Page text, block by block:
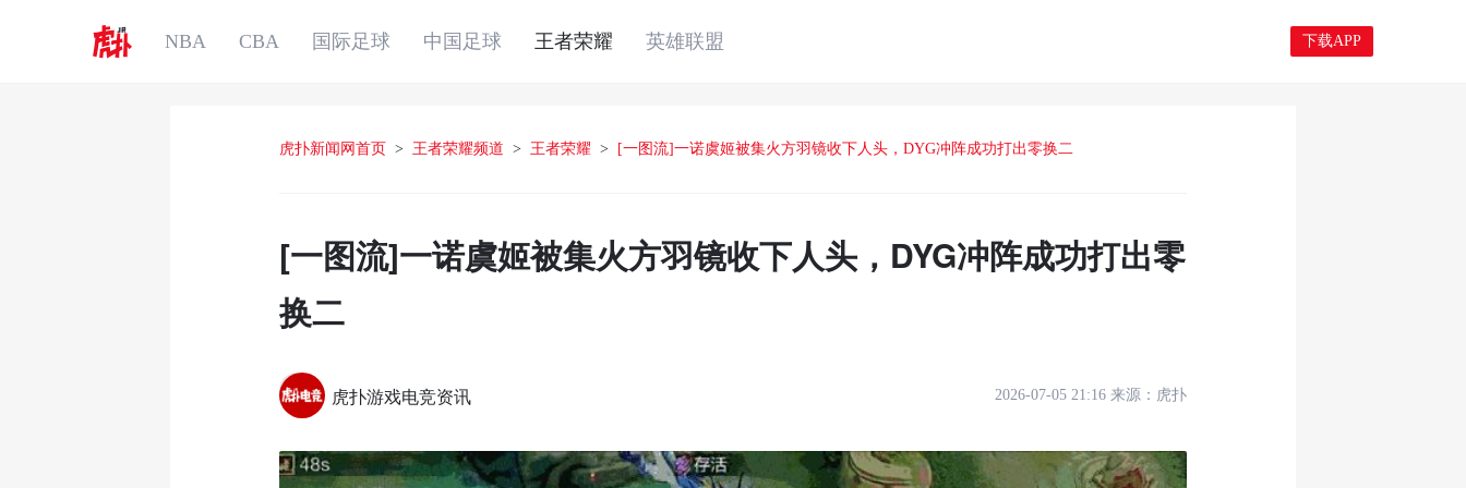
NBA CBA 国际足球 中国足球 王者荣耀 英雄联盟 下载APP
虎扑新闻网首页 > 王者荣耀频道 > 王者荣耀 > [一图流]一诺虞姬被集火方羽镜收下人头，DYG冲阵成功打出零换二
[一图流]一诺虞姬被集火方羽镜收下人头，DYG冲阵成功打出零
换二
虎扑游戏电竞资讯 2026-07-05 21:16 来源： 虎扑